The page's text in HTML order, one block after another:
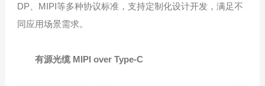
DP、MIPI等多种协议标准，支持定制化设计开发，满足不
同应用场景需求。
有源光缆 MIPI over Type-C